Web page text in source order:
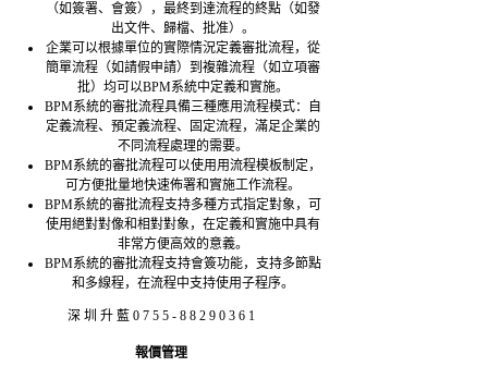
（如簽署、會簽），最終到達流程的終點（如發
出文件、歸檔、批准）。
企業可以根據單位的實際情況定義審批流程，從
簡單流程（如請假申請）到複雜流程（如立項審
批）均可以BPM系統中定義和實施。
BPM系統的審批流程具備三種應用流程模式：自
定義流程、預定義流程、固定流程，滿足企業的
不同流程處理的需要。
BPM系統的審批流程可以使用用流程模板制定，
可方便批量地快速佈署和實施工作流程。
BPM系統的審批流程支持多種方式指定對象，可
使用絕對對像和相對對象，在定義和實施中具有
非常方便高效的意義。
BPM系統的審批流程支持會簽功能，支持多節點
和多線程，在流程中支持使用子程序。
深 圳 升 藍 0 7 5 5 - 8 8 2 9 0 3 6 1
報價管理